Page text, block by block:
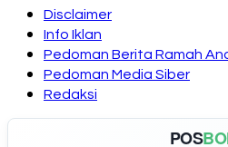
Disclaimer
Info Iklan
Pedoman Berita Ramah
Pedoman Media Siber
Redaksi
POS